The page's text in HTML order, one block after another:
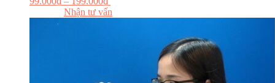
Nhận tư vấn